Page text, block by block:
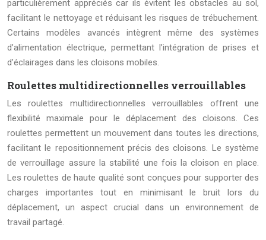
particulièrement appréciés car ils évitent les obstacles au sol,
facilitant le nettoyage et réduisant les risques de trébuchement.
Certains modèles avancés intègrent même des systèmes
d’alimentation électrique, permettant l’intégration de prises et
d’éclairages dans les cloisons mobiles.
Roulettes multidirectionnelles verrouillables
Les roulettes multidirectionnelles verrouillables offrent une
flexibilité maximale pour le déplacement des cloisons. Ces
roulettes permettent un mouvement dans toutes les directions,
facilitant le repositionnement précis des cloisons. Le système
de verrouillage assure la stabilité une fois la cloison en place.
Les roulettes de haute qualité sont conçues pour supporter des
charges importantes tout en minimisant le bruit lors du
déplacement, un aspect crucial dans un environnement de
travail partagé.